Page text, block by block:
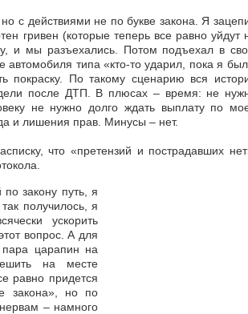
с действиями не по букве закона. Я
гривен (которые теперь все равно уйдут
и мы разъехались. Потом подъехал в
типа «кто-то ударил, пока я
покраску. По такому сценарию вся
после ДТП. В плюсах – время: не
не нужно долго ждать выплату по
и лишения прав. Минусы – нет.
что «претензий и пострадавших
закону путь, я
получилось, я
ускорить
вопрос. А для
царапин на
на месте
равно придется
закона», но по
– намного